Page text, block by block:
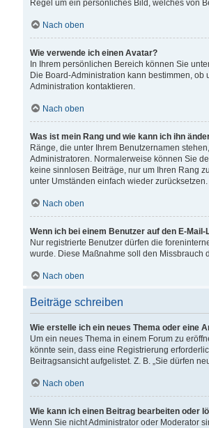
Regel um ein persönliches Bild, welches von
Nach oben
Wie verwende ich einen Avatar?
In Ihrem persönlichen Bereich können Sie
Die Board-Administration kann bestimmen,
Administration kontaktieren.
Nach oben
Was ist mein Rang und wie kann ich ihn
Ränge, die unter Ihrem Benutzernamen
Administratoren. Normalerweise können Sie
keine sinnlosen Beiträge, nur um Ihren Rang
unter Umständen einfach wieder zurücksetzen.
Nach oben
Wenn ich bei einem Benutzer auf den E-
Nur registrierte Benutzer dürfen die
wurde. Diese Maßnahme soll den Missbrauch
Nach oben
Beiträge schreiben
Wie erstelle ich ein neues Thema oder eine
Um ein neues Thema in einem Forum zu
könnte sein, dass eine Registrierung
Beitragsansicht aufgelistet. Z. B. „Sie dürfen
Nach oben
Wie kann ich einen Beitrag bearbeiten oder
Wenn Sie nicht Administrator oder Moderator